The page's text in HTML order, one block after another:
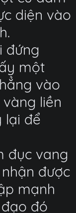
diện vào
đứng
một
vào
liền
lại để
đục vang
được
mạnh
đó